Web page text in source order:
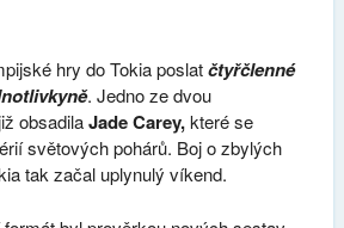
hry do Tokia poslatčtyřčlenné
. Jedno ze dvou
obsadilaJade Carey,které se
světových pohárů. Boj o zbylých
tak začal uplynulý víkend.